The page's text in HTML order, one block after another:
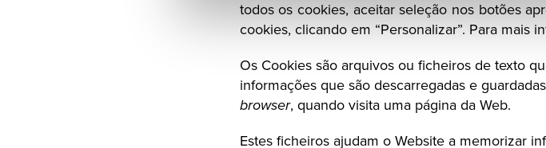
todos os cookies, aceitar seleção nos botões
cookies, clicando em “Personalizar”. Para mais
Os Cookies são arquivos ou ficheiros de texto
browser, quando visita uma página da Web.
Estes ficheiros ajudam o Website a memorizar